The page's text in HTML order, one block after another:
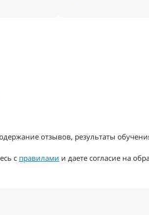
отзывов, результаты
с правилами и даете согласие на